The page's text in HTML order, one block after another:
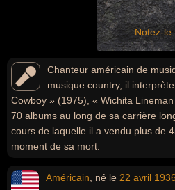
Notez-le
Chanteur américain de
musique country, il
Cowboy » (1975), « Wichita
70 albums au long de sa carrière
cours de laquelle il a vendu plus de
moment de sa mort.
Américain , né le 22 avril 1936